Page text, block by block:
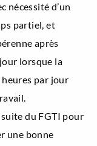
nécessité d’un
partiel, et
après
lorsque la
par jour
du FGTI pour
une bonne